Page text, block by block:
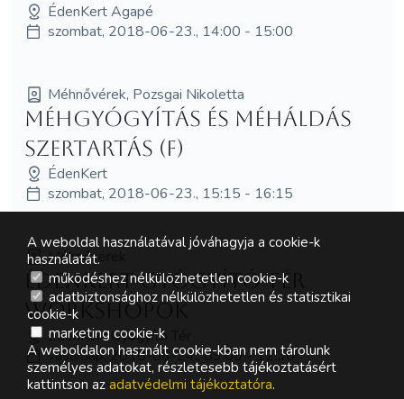
ÉdenKert Agapé
szombat, 2018-06-23., 14:00 - 15:00
Méhnővérek, Pozsgai Nikoletta
Méhgyógyítás és MéhÁldás
szertartás (F)
ÉdenKert
szombat, 2018-06-23., 15:15 - 16:15
Méhnővérek
ÉdenKert Gyógyító Tér
workshopok
ÉdenKert Gyógyító Tér
vasárnap, 2018-06-24., 09:00 - 12:30
A weboldal használatával jóváhagyja a cookie-k
használatát.
működéshez nélkülözhetetlen cookie-k
adatbiztonsághoz nélkülözhetetlen és statisztikai
cookie-k
marketing cookie-k
A weboldalon használt cookie-kban nem tárolunk
személyes adatokat, részletesebb tájékoztatásért
kattintson az adatvédelmi tájékoztatóra.